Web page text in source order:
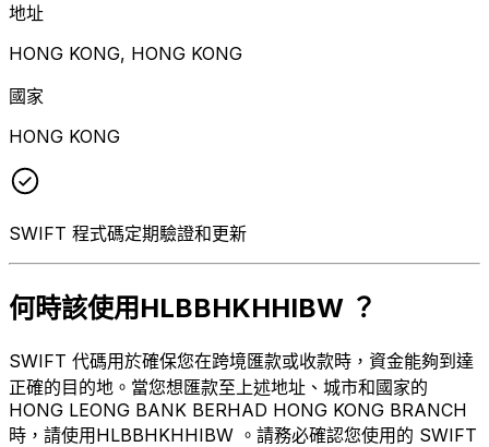
地址
HONG KONG, HONG KONG
國家
HONG KONG
SWIFT 程式碼定期驗證和更新
何時該使用HLBBHKHHIBW ？
SWIFT 代碼用於確保您在跨境匯款或收款時，資金能夠到達
正確的目的地。當您想匯款至上述地址、城市和國家的
HONG LEONG BANK BERHAD HONG KONG BRANCH
時，請使用HLBBHKHHIBW 。請務必確認您使用的 SWIFT